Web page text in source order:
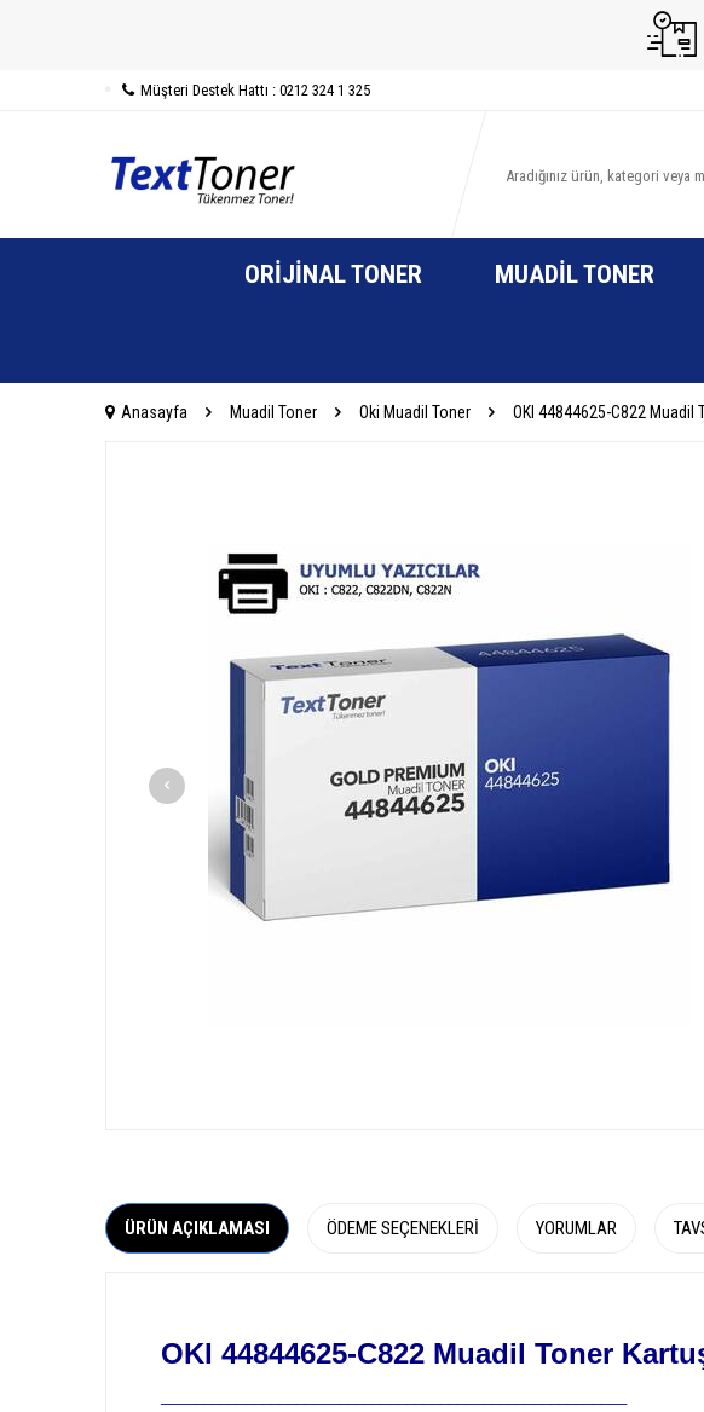
Müşteri Destek Hattı : 0212 324 1 325
ORIJINAL TONER MUADIL TONER
Anasayfa Muadil Toner Oki Muadil Toner OKI 44844625-C822 Muadil
ÜRÜN AÇIKLAMASI ÖDEME SEÇENEKLERI YORUMLAR
OKI 44844625-C822 Muadil Toner